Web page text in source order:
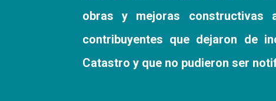
obras y mejoras constructivas
contribuyentes que dejaron de
Catastro y que no pudieron ser